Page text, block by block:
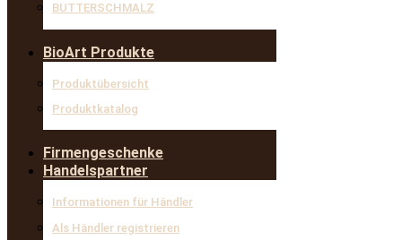
BUTTERSCHMALZ
BioArt Produkte
Produktübersicht
Produktkatalog
Firmengeschenke
Handelspartner
Informationen für Händler
Als Händler registrieren